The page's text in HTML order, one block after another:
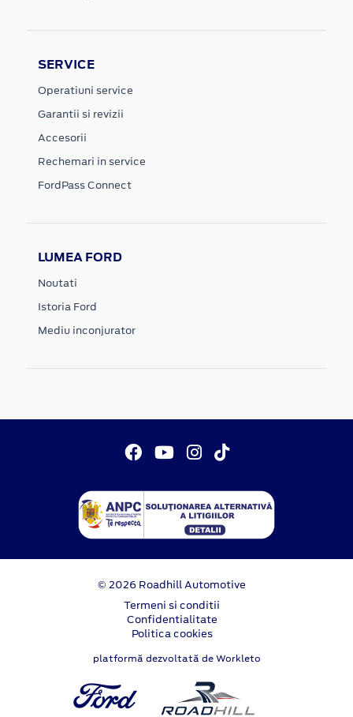
SERVICE
Operatiuni service
Garantii si revizii
Accesorii
Rechemari in service
FordPass Connect
LUMEA FORD
Noutati
Istoria Ford
Mediu inconjurator
© 2026 Roadhill Automotive
Termeni si conditii
Confidentialitate
Politica cookies
platformă dezvoltată de Workleto